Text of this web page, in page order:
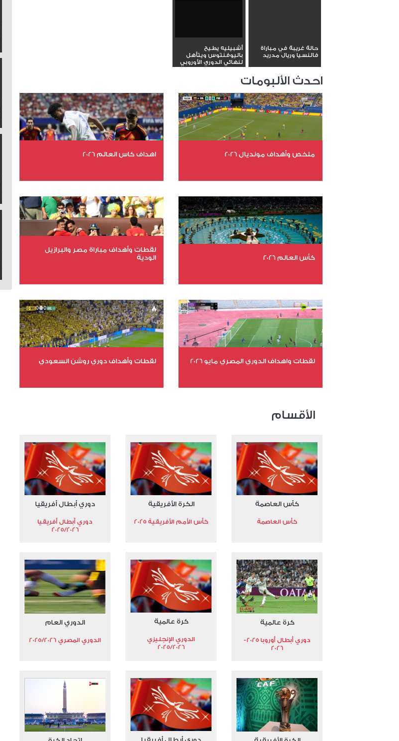
حالة غريبة في مباراة
فالنسيا وريال مدريد
أشبيليه يطيح
باليوفنتوس ويتأهل
لنهائي الدوري الأوروبي
احدث الألبومات
ملخص وأهداف مونديال 2026
عدد المشاهدات 4638
اهداف كاس العالم 2026
عدد المشاهدات 1971
كأس العالم 2026
عدد المشاهدات 10521
لقطات وأهداف مباراة مصر والبرازيل
الودية
عدد المشاهدات 15556
لقطات واهداف الدوري المصري مايو 2026 لقطات وأهداف دوري روشن السعودي
الأقسام
كأس العاصمة
كأس العاصمة
الكرة الأفريقية
كأس الأمم الأفريقية 2025
دوري أبطال أفريقيا
دوري أبطال أفريقيا
2025/2026
كرة عالمية
دوري أبطال أوروبا 2025-
2026
كرة عالمية
الدوري الإنجليزي
2025/2026
الدوري العام
الدوري المصري 2025/2026